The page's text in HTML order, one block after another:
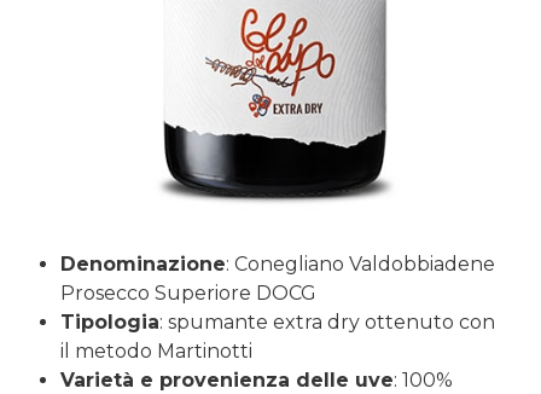
Denominazione: Conegliano Valdobbiadene
Prosecco Superiore DOCG
Tipologia: spumante extra dry ottenuto con
il metodo Martinotti
Varietà e provenienza delle uve: 100%